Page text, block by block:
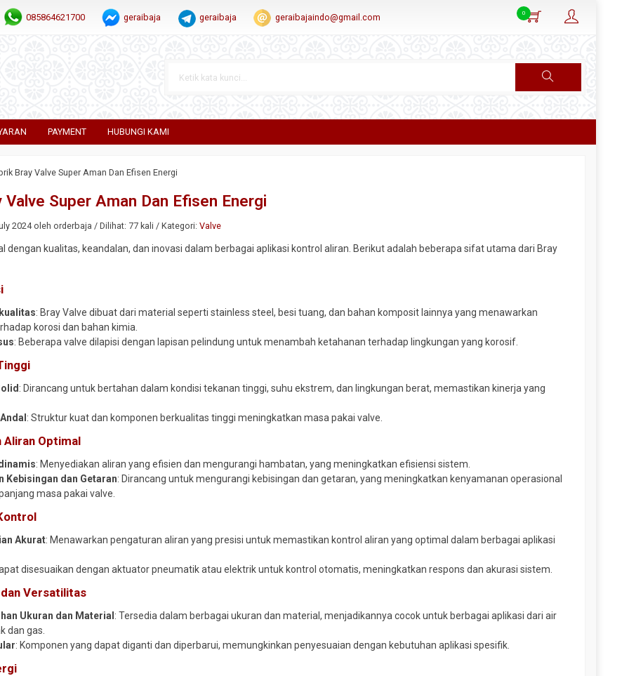
085864621700 geraibaja geraibaja geraibajaindo@gmail.com 0
PAYMENT HUBUNGI KAMI
Bray Valve Super Aman Dan Efisen Energi
Valve Super Aman Dan Efisen Energi
2024 oleh orderbaja / Dilihat: 77 kali / Kategori:Valve
dengan kualitas, keandalan, dan inovasi dalam berbagai aplikasi kontrol aliran. Berikut adalah beberapa sifat utama dari Bray
: Bray Valve dibuat dari material seperti stainless steel, besi tuang, dan bahan komposit lainnya yang menawarkan
korosi dan bahan kimia.
: Beberapa valve dilapisi dengan lapisan pelindung untuk menambah ketahanan terhadap lingkungan yang korosif.
: Dirancang untuk bertahan dalam kondisi tekanan tinggi, suhu ekstrem, dan lingkungan berat, memastikan kinerja yang
: Struktur kuat dan komponen berkualitas tinggi meningkatkan masa pakai valve.
Aliran Optimal
: Menyediakan aliran yang efisien dan mengurangi hambatan, yang meningkatkan efisiensi sistem.
Kebisingan dan Getaran: Dirancang untuk mengurangi kebisingan dan getaran, yang meningkatkan kenyamanan operasional
masa pakai valve.
Akurat: Menawarkan pengaturan aliran yang presisi untuk memastikan kontrol aliran yang optimal dalam berbagai aplikasi
disesuaikan dengan aktuator pneumatik atau elektrik untuk kontrol otomatis, meningkatkan respons dan akurasi sistem.
Versatilitas
Ukuran dan Material : Tersedia dalam berbagai ukuran dan material, menjadikannya cocok untuk berbagai aplikasi dari air
dan gas.
: Komponen yang dapat diganti dan diperbarui, memungkinkan penyesuaian dengan kebutuhan aplikasi spesifik.